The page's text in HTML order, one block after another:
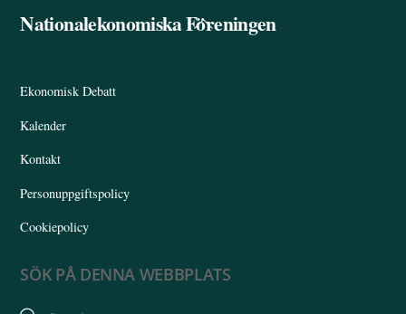
Back
Nationalekonomiska Föreningen
Ekonomisk Debatt
Kalender
Kontakt
Personuppgiftspolicy
Cookiepolicy
SÖK PÅ DENNA WEBBPLATS